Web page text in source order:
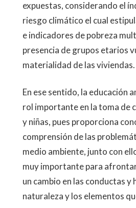
expuestas, considerando el
riesgo climático el cual
eindicadores de pobreza
presencia de grupos etarios
materialidad de las viviendas.
En ese sentido, la educación
rol importante en la toma de
y niñas, pues proporciona
comprensión de las
medio ambiente, junto con
muy importante para
un cambio en las conductasy
naturaleza y los elementos